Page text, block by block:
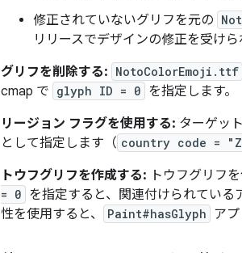
修正されていないグリフを元の
リリースでデザインの修正を受けら
グリフを削除する: NotoColorEmoji.ttf
cmap で glyph ID = 0 を指定します。
リージョン フラグを使用する: ターゲッ
として指定します（ country code =
トウフグリフを作成する: トウフグリフ
= 0 を指定すると、関連付けられてい
性を使用すると、
Paint#hasGlyph ア